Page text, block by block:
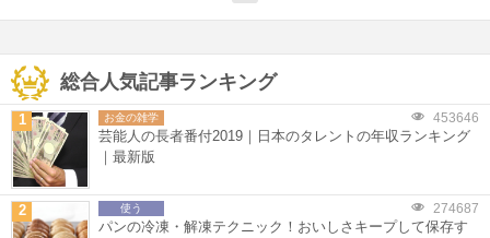
総合人気記事ランキング
1 お金の雑学 453646
芸能人の長者番付2019｜日本のタレントの年収ランキング
｜最新版
2 使う 274687
パンの冷凍・解凍テクニック！おいしさキープして保存す